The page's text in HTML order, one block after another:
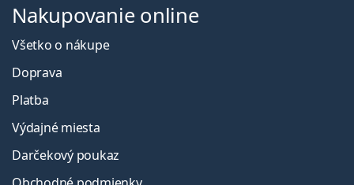
Nakupovanie online
Všetko o nákupe
Doprava
Platba
Výdajné miesta
Darčekový poukaz